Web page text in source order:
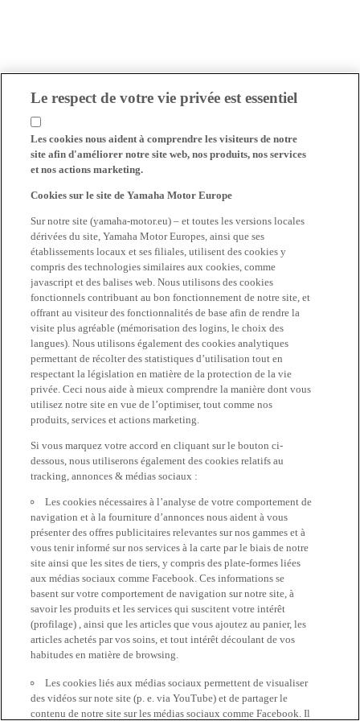
Le respect de votre vie privée est essentiel
Les cookies nous aident à comprendre les visiteurs de notre
site afin d'améliorer notre site web, nos produits, nos services
et nos actions marketing.
Cookies sur le site de Yamaha Motor Europe
Sur notre site (yamaha-motor.eu) – et toutes les versions locales
dérivées du site, Yamaha Motor Europes, ainsi que ses
établissements locaux et ses filiales, utilisent des cookies y
compris des technologies similaires aux cookies, comme
javascript et des balises web. Nous utilisons des cookies
fonctionnels contribuant au bon fonctionnement de notre site, et
offrant au visiteur des fonctionnalités de base afin de rendre la
visite plus agréable (mémorisation des logins, le choix des
langues). Nous utilisons également des cookies analytiques
permettant de récolter des statistiques d’utilisation tout en
respectant la législation en matière de la protection de la vie
privée. Ceci nous aide à mieux comprendre la manière dont vous
utilisez notre site en vue de l’optimiser, tout comme nos
produits, services et actions marketing.
Si vous marquez votre accord en cliquant sur le bouton ci-
dessous, nous utiliserons également des cookies relatifs au
tracking, annonces & médias sociaux :
Les cookies nécessaires à l’analyse de votre comportement de
navigation et à la fourniture d’annonces nous aident à vous
présenter des offres publicitaires relevantes sur nos gammes et à
vous tenir informé sur nos services à la carte par le biais de notre
site ainsi que les sites de tiers, y compris des plate-formes liées
aux médias sociaux comme Facebook. Ces informations se
basent sur votre comportement de navigation sur notre site, à
savoir les produits et les services qui suscitent votre intérêt
(profilage) , ainsi que les articles que vous ajoutez au panier, les
articles achetés par vos soins, et tout intérêt découlant de vos
habitudes en matière de browsing.
Les cookies liés aux médias sociaux permettent de visualiser
des vidéos sur note site (p. e. via YouTube) et de partager le
contenu de notre site sur les médias sociaux comme Facebook. Il